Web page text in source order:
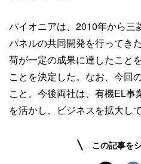
パイオニアは、2010年から三
パネルの共同開発を行ってき
荷が一定の成果に達したこと
ことを決定した。なお、今回
こと。今後両社は、有機EL事
を活かし、ビジネスを拡大し
この記事を